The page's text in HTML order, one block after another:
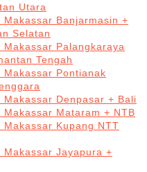
Utara
Makassar Banjarmasin +
Selatan
Makassar Palangkaraya
Tengah
Makassar Pontianak
Makassar Denpasar + Bali
Makassar Mataram + NTB
Makassar Kupang NTT
Makassar Jayapura +